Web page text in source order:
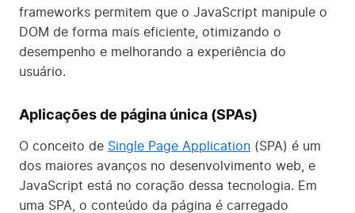
frameworks permitem que o JavaScript manipule o
DOM de forma mais eficiente, otimizando o
desempenho e melhorando a experiência do
usuário.
Aplicações de página única (SPAs)
O conceito de Single Page Application (SPA) é um
dos maiores avanços no desenvolvimento web, e
JavaScript está no coração dessa tecnologia. Em
uma SPA, o conteúdo da página é carregado